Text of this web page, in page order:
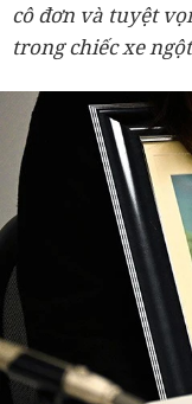
cô đơn và tuyệt
trong chiếc xe